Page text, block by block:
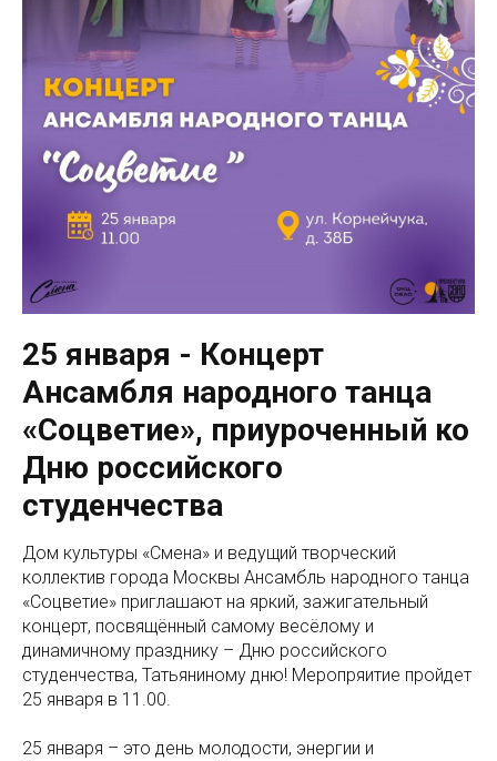
25 января - Концерт
Ансамбля народного танца
«Соцветие», приуроченный ко
Дню российского
студенчества
Дом культуры «Смена» и ведущий творческий
коллектив города Москвы Ансамбль народного танца
«Соцветие» приглашают на яркий, зажигательный
концерт, посвящённый самому весёлому и
динамичному празднику – Дню российского
студенчества, Татьяниному дню! Меропряитие пройдет
25 января в 11.00.
25 января – это день молодости, энергии и